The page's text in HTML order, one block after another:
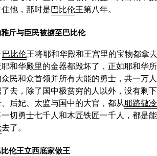
他，那时是巴比伦王第八年。
斤与臣民被掳至巴比伦
巴比伦王将耶和华殿和王宫里的宝物都拿
和华殿里的金器都毁坏了，正如耶和华所
众民和众首领并所有大能的勇士，共一万
去，除了国中极贫穷的人以外，没有剩下
后妃、太监与国中的大官，都从耶路撒冷
切勇士七千人和木匠铁匠一千人，都是
去了。
伦王立西底家做王